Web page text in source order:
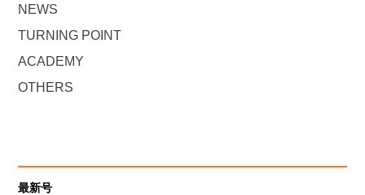
NEWS
TURNING POINT
ACADEMY
OTHERS
最新号